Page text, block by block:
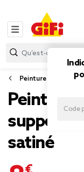
Peinture
Peinture
supports
satiné
8,79 €